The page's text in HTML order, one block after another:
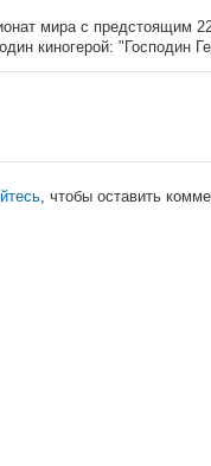
мира с предстоящим
киногерой: "Господин
, чтобы оставить